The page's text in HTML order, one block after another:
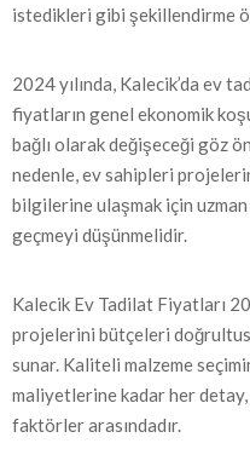
istedikleri gibi şekillendirme
2024 yılında, Kalecik’da ev
fiyatların genel ekonomik
bağlı olarak değişeceği göz
nedenle, ev sahipleri
bilgilerine ulaşmak için
geçmeyi düşünmelidir.
Kalecik Ev Tadilat Fiyatları
projelerini bütçeleri
sunar. Kaliteli malzeme
maliyetlerine kadar her detay,
faktörler arasındadır.